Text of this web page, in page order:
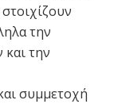
την
την
συμμετοχή